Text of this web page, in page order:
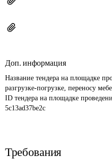
Доп. информация
Название тендера на площадке
разгрузке-погрузке, переносу
ID тендера на площадке
5c13ad37be2c
Требования